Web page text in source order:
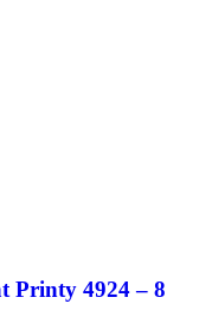
Printy 4924 – 8